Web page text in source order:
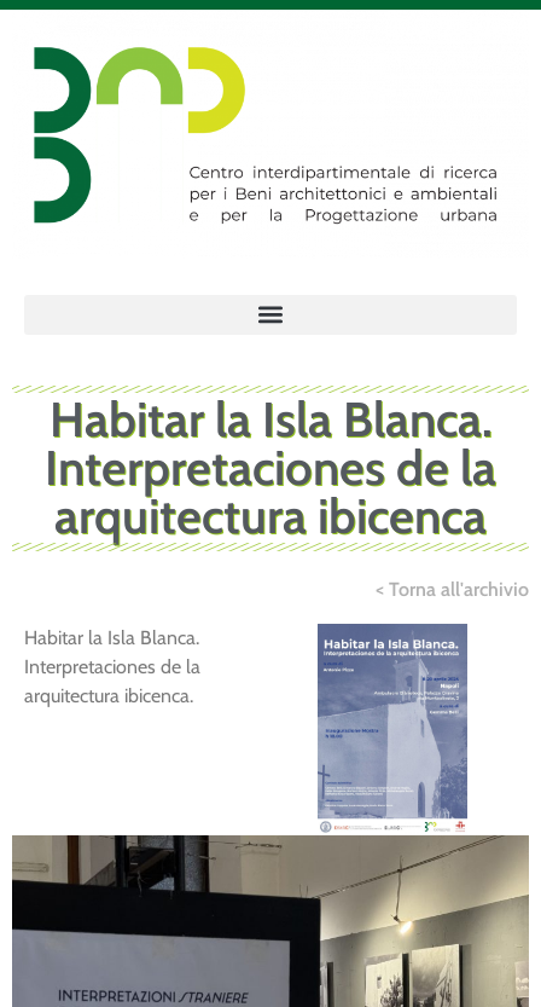
Habitar la Isla Blanca.
Interpretaciones de la
arquitectura ibicenca
< Torna all'archivio
Habitar la Isla Blanca.
Interpretaciones de la
arquitectura ibicenca.